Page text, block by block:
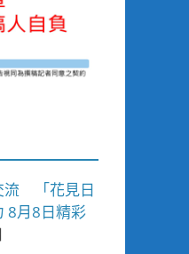
流 「花見日
8月8日精彩